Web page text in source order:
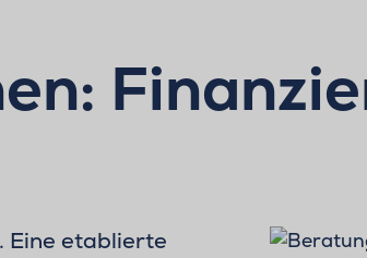
Eine etablierte